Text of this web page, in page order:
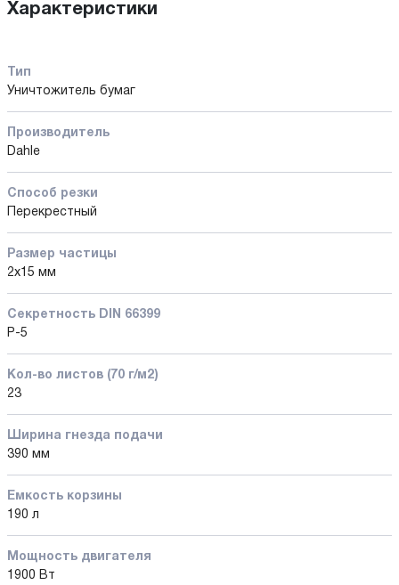
Характеристики
Тип
Уничтожитель бумаг
Производитель
Dahle
Способ резки
Перекрестный
Размер частицы
2х15 мм
Секретность DIN 66399
P-5
Кол-во листов (70 г/м2)
23
Ширина гнезда подачи
390 мм
Емкость корзины
190 л
Мощность двигателя
1900 Вт